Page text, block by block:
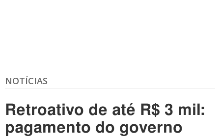
NOTÍCIAS
Retroativo de até R$ 3 mil:
pagamento do governo